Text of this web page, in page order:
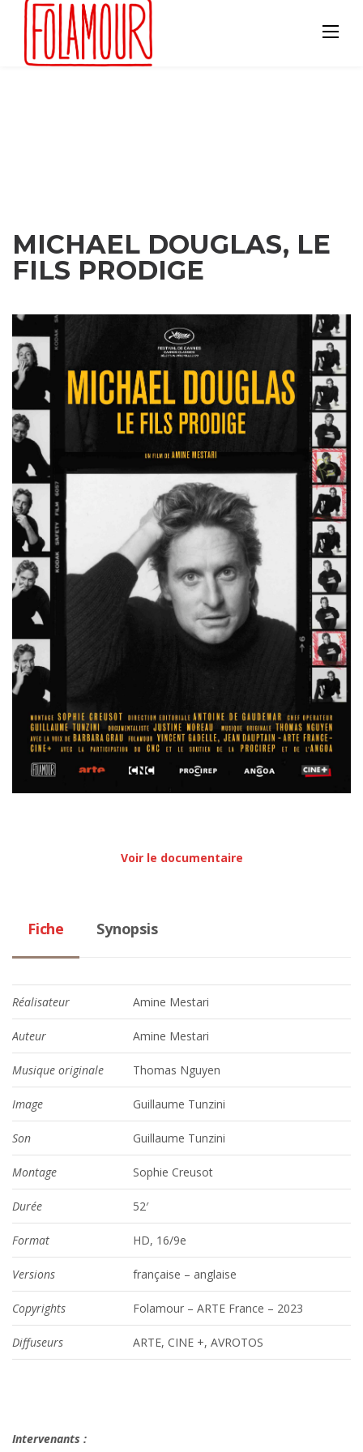
content
MICHAEL DOUGLAS, LE
FILS PRODIGE
Voir le documentaire
Fiche Synopsis
Réalisateur Amine Mestari
Auteur Amine Mestari
Musique originale Thomas Nguyen
Image Guillaume Tunzini
Son Guillaume Tunzini
Montage Sophie Creusot
Durée 52′
Format HD, 16/9e
Versions française – anglaise
Copyrights Folamour – ARTE France – 2023
Diffuseurs ARTE, CINE +, AVROTOS
Intervenants :